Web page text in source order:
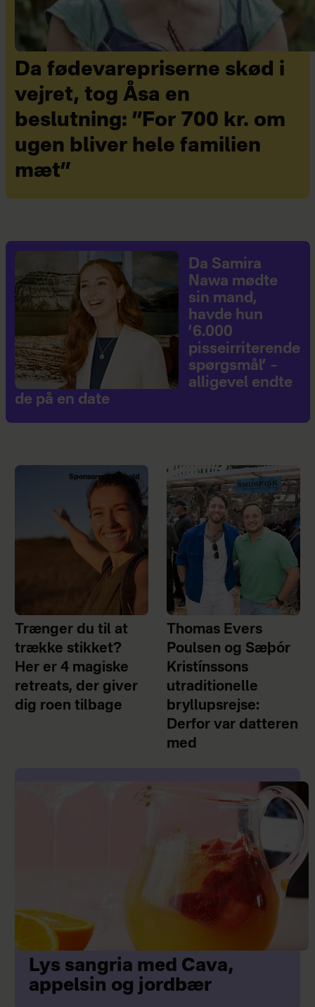
Da fødevarepriserne skød i
vejret, tog Åsa en
beslutning: ”For 700 kr. om
ugen bliver hele familien
mæt”
Da Samira
Nawa mødte
sin mand,
havde hun
’6.000
pisseirriterende
spørgsmål’ –
alligevel endte
de på en date
Sponsoreret indhold
Trænger du til at
trække stikket?
Her er 4 magiske
retreats, der giver
dig roen tilbage
Thomas Evers
Poulsen og Sæþór
Kristínssons
utraditionelle
bryllupsrejse:
Derfor var datteren
med
Lys sangria med Cava,
appelsin og jordbær